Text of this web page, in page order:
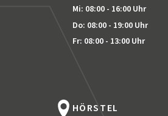
Mi: 08:00 - 16:00 Uhr
Do: 08:00 - 19:00 Uhr
Fr: 08:00 - 13:00 Uhr
HÖRSTEL